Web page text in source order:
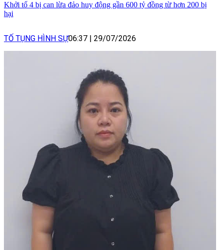
Khởi tố 4 bị can lừa đảo huy động gần 600 tỷ đồng từ hơn 200 bị
hại
TỐ TỤNG HÌNH SỰ06:37 29/07/2026